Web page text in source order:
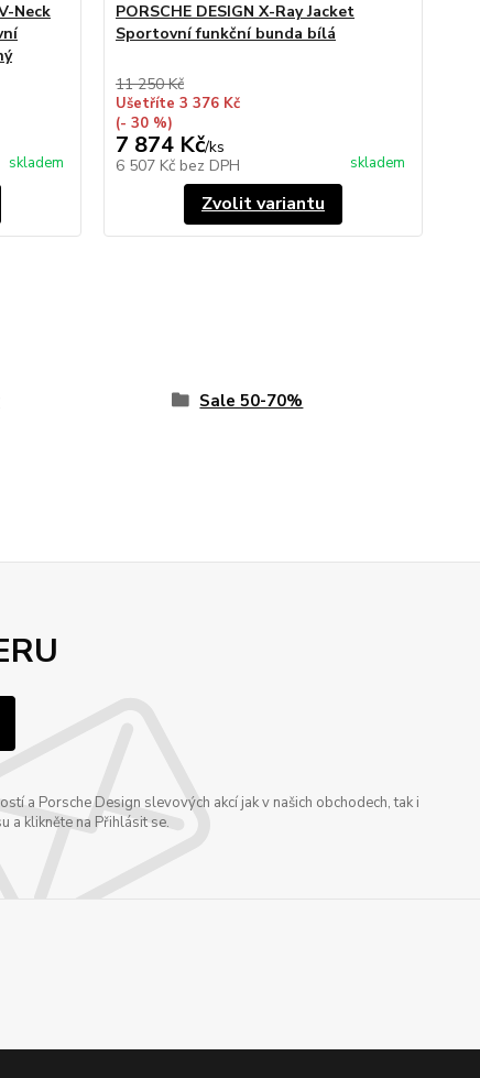
Neck
skladem
PORSCHE DESIGN X-Ray Jacket
Sportovní funkční bunda bílá
11 250 Kč
Ušetříte 3 376 Kč
(- 30 %)
7 874 Kč/ks
6 507 Kč bez DPH skladem
Zvolit variantu
Sale 50-70%
a Porsche Design slevových akcí jak v našich obchodech, tak i
a klikněte na Přihlásit se.